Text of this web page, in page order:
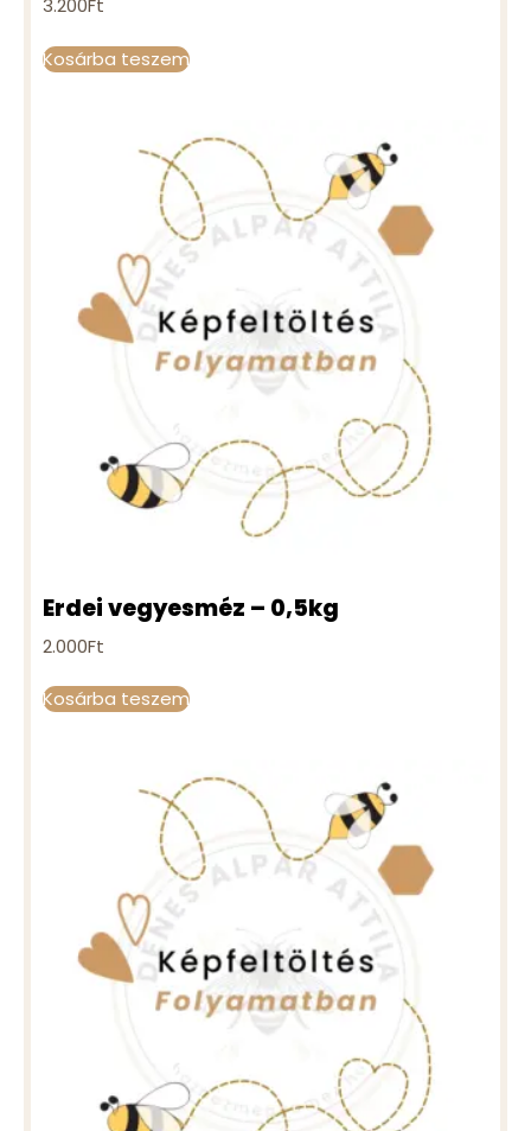
3.200Ft
Kosárba teszem
Erdei vegyesméz – 0,5kg
2.000Ft
Kosárba teszem